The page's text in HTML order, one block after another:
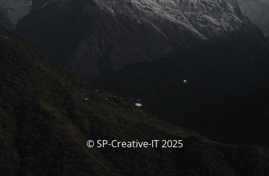
© SP-Creative-IT 2025